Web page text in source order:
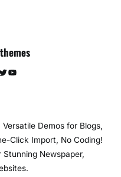
Twitter YouTube
Demos for Blogs,
Click Import, No Coding!
Newspaper,